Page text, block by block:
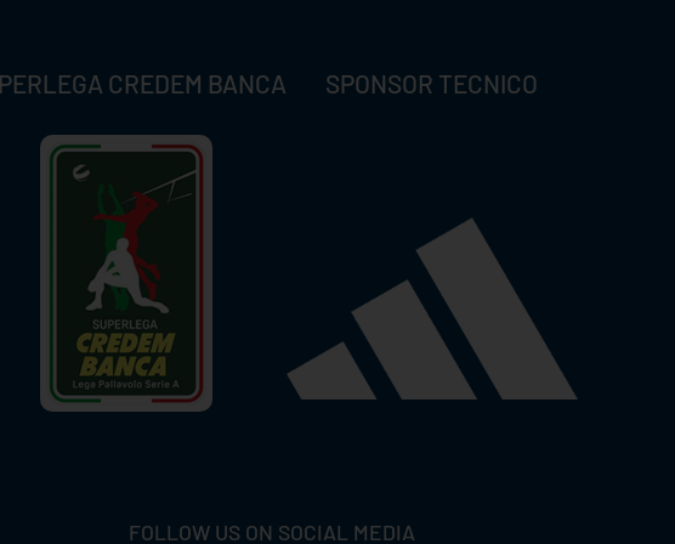
CREDEM BANCA SPONSOR TECNICO
FOLLOW US ON SOCIAL MEDIA